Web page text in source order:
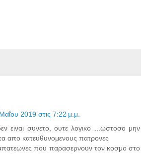
2019 στις 7:22 μ.μ.
ειναι συνετο, ουτε λογικο ...ωστοσο μην
απο κατευθυνομενους πατρονες
απατεωνες που παρασερνουν τον κοσμο στο